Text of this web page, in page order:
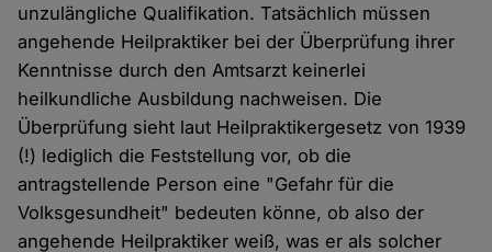
unzulängliche Qualifikation. Tatsächlich müssen
angehende Heilpraktiker bei der Überprüfung ihrer
Kenntnisse durch den Amtsarzt keinerlei
heilkundliche Ausbildung nachweisen. Die
Überprüfung sieht laut Heilpraktikergesetz von 1939
(!) lediglich die Feststellung vor, ob die
antragstellende Person eine "Gefahr für die
Volksgesundheit" bedeuten könne, ob also der
angehende Heilpraktiker weiß, was er als solcher